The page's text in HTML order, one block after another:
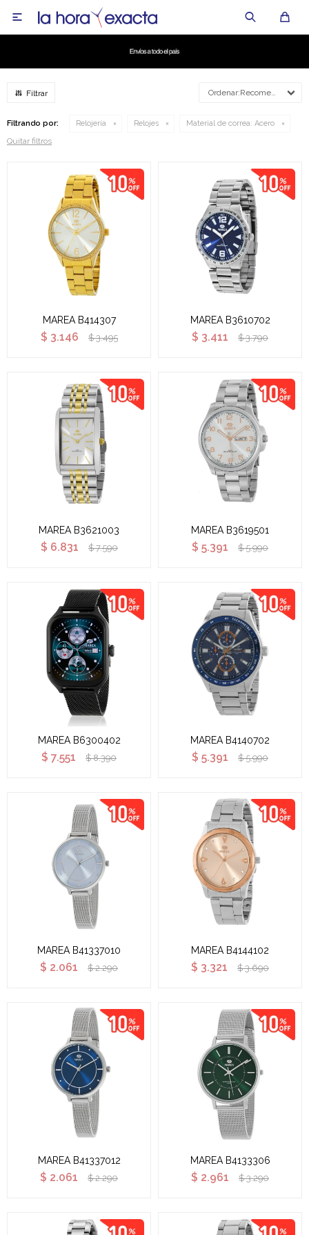

Recomendados
Filtrando por: Relojería Relojes Material de correa: Acero
Quitar filtros
MAREA B414307
$ 3.146 $ 3.495
MAREA B3610702
$ 3.411 $ 3.790
MAREA B3621003
$ 6.831 $ 7.590
MAREA B3619501
$ 5.391 $ 5.990
MAREA B6300402
$ 7.551 $ 8.390
MAREA B4140702
$ 5.391 $ 5.990
MAREA B41337010
$ 2.061 $ 2.290
MAREA B4144102
$ 3.321 $ 3.690
MAREA B41337012
$ 2.061 $ 2.290
MAREA B4133306
$ 2.961 $ 3.290